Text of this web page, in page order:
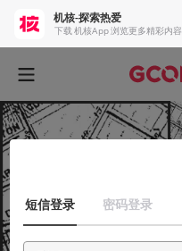
机核-探索热爱
下载 机核App 浏览更多精彩内容
短信登录 密码登录